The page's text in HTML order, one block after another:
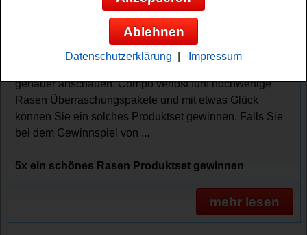
Compo Gewinnspiel - tolles Produktset
Alle Garten Freunde unter den Gewinnern sollten sich
genauer anschauen. Compo verlost fünf hochwertige
Rasen Überraschungspakete und mit etwas Glück
können Sie ein solches Produktset gewinnen. Falls Sie
bei dem Gewinnspiel von ...
5x ein schönes Rasen Produktset gewinnen
mehr lesen
Ablehnen
Datenschutzerklärung Impressum